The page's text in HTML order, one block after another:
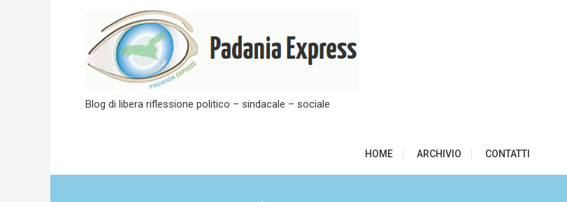
Blog di libera riflessione politico – sindacale – sociale
HOME ARCHIVIO CONTATTI